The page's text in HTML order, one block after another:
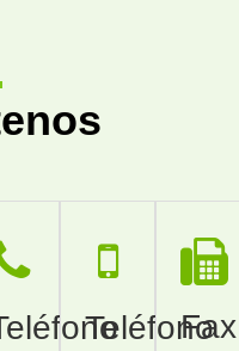
Teléfono
Fax